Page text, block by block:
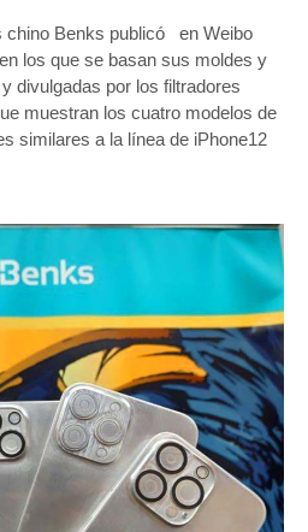
Benks publicó en Weibo
los que se basan sus moldes y
divulgadas por los filtradores
muestran los cuatro modelos de
similares a la línea de iPhone12